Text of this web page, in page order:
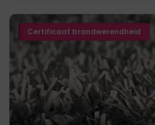
Certificaat brandwerendheid